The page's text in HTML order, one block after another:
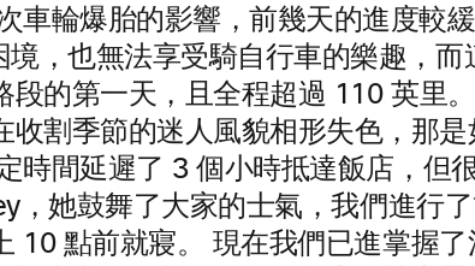
車輪爆胎的影響，前幾天的進度較
境，也無法享受騎自行車的樂趣，而
段的第一天，且全程超過 110 英里
收割季節的迷人風貌相形失色，那
時間延遲了 3 個小時抵達飯店，但
，她鼓舞了大家的士氣，我們進行
10 點前就寢。 現在我們已進掌握了